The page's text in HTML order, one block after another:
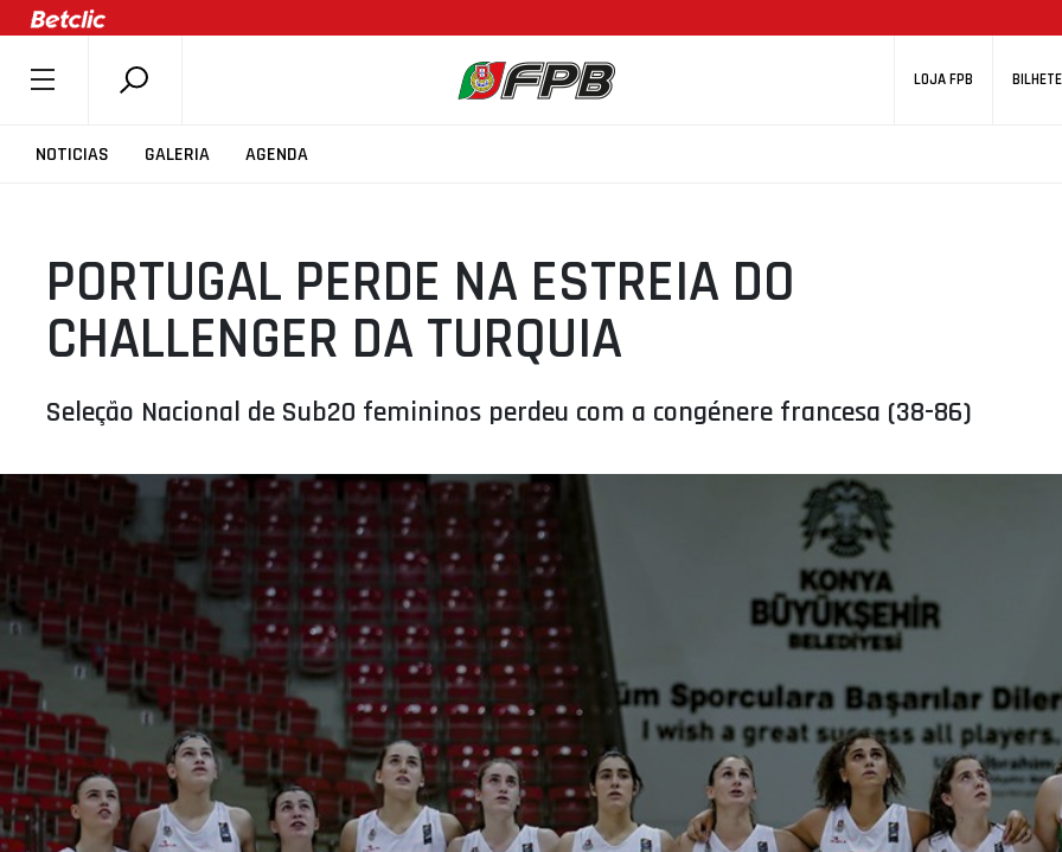
LOJA FPB
NOTICIAS GALERIA AGENDA
SOBRE A FPB
COMPETIÇÕES
ASSOCIAÇÕES
CLUBES
AGENTES
AGENDA
SELEÇÕES
MINIBASQUETE
ÁREA TÉCNICA
PROJETOS
PORTUGAL PERDE NA ESTREIA DO
CHALLENGER DA TURQUIA
Seleção Nacional de Sub20 femininos perdeu com a congénere francesa (38-86)